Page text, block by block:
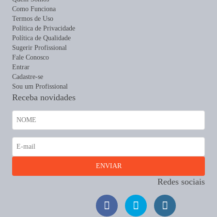
Como Funciona
Termos de Uso
Política de Privacidade
Política de Qualidade
Sugerir Profissional
Fale Conosco
Entrar
Cadastre-se
Sou um Profissional
Receba novidades
Redes sociais